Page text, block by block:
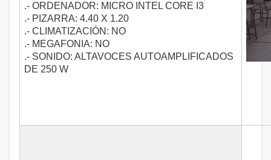
.- ORDENADOR: MICRO INTEL CORE I3
.- PIZARRA: 4.40 X 1.20
.- CLIMATIZACIÓN: NO
.- MEGAFONIA: NO
.- SONIDO: ALTAVOCES AUTOAMPLIFICADOS
DE 250 W